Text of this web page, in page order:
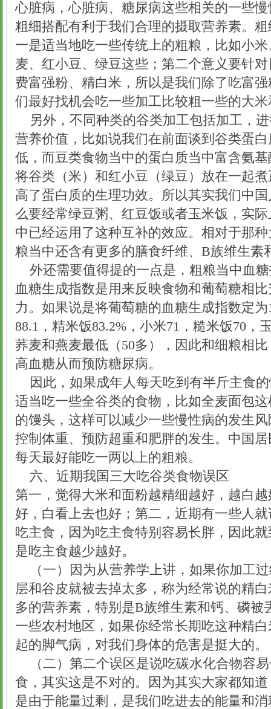
心脏病，心脏病、糖尿病这些相关的一些
粗细搭配有利于我们合理的摄取营养素。
一是适当地吃一些传统上的粗粮，比如小
麦、红小豆、绿豆这些；第二个意义要针
费富强粉、精白米，所以是我们除了吃富
们最好找机会吃一些加工比较粗一些的大
另外，不同种类的谷类加工包括加工，
营养价值，比如说我们在前面谈到谷类蛋
低，而豆类食物当中的蛋白质当中富含氨
将谷类（米）和红小豆（绿豆）放在一起
高了蛋白质的生理功效。所以其实我们中
么要经常绿豆粥、红豆饭或者玉米饭，实
中已经运用了这种互补的效应。相对于那
粮当中还含有更多的膳食纤维、B族维生素
外还需要值得提的一点是，粗粮当中血
血糖生成指数是用来反映食物和葡萄糖相
力。如果说是将葡萄糖的血糖生成指数定
88.1，精米饭83.2%，小米71，糙米饭70，
荞麦和燕麦最低（50多），因此和细粮相
高血糖从而预防糖尿病。
因此，如果成年人每天吃到有半斤主食
适当吃一些全谷类的食物，比如全麦面包
的馒头，这样可以减少一些慢性病的发生
控制体重、预防超重和肥胖的发生。中国
每天最好能吃一两以上的粗粮。
六、近期我国三大吃谷类食物误区
第一，觉得大米和面粉越精细越好，越白
好，白看上去也好；第二，近期有一些人
吃主食，因为吃主食特别容易长胖，因此
是吃主食越少越好。
（一）因为从营养学上讲，如果你加工
层和谷皮就被去掉太多，称为经常说的精
多的营养素，特别是B族维生素和钙、磷被
一些农村地区，如果你经常长期吃这种精
起的脚气病，对我们身体的危害是挺大的。
（二）第二个误区是说吃碳水化合物容
食，其实这是不对的。因为其实大家都知
是由于能量过剩，是我们吃进去的能量和